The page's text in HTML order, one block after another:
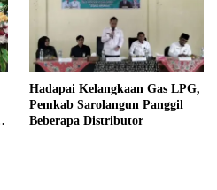
Hadapai Kelangkaan Gas LPG,
Pemkab Sarolangun Panggil
Beberapa Distributor